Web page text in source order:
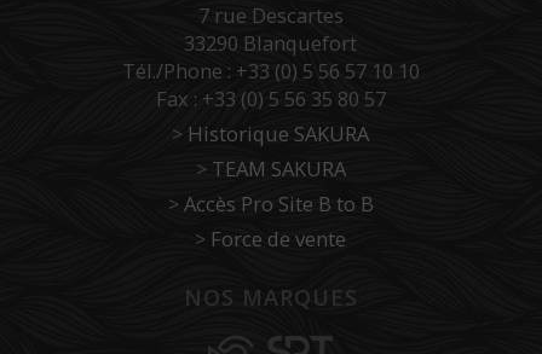
7 rue Descartes
33290 Blanquefort
Tél./Phone : +33 (0) 5 56 57 10 10
Fax : +33 (0) 5 56 35 80 57
> Historique SAKURA
> TEAM SAKURA
> Accès Pro Site B to B
> Force de vente
NOS MARQUES